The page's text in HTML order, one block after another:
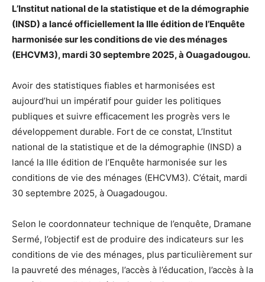
L’Institut national de la statistique et de la démographie
(INSD) a lancé officiellement la IIIe édition de l’Enquête
harmonisée sur les conditions de vie des ménages
(EHCVM3), mardi 30 septembre 2025, à Ouagadougou.
Avoir des statistiques fiables et harmonisées est
aujourd’hui un impératif pour guider les politiques
publiques et suivre efficacement les progrès vers le
développement durable. Fort de ce constat, L’Institut
national de la statistique et de la démographie (INSD) a
lancé la IIIe édition de l’Enquête harmonisée sur les
conditions de vie des ménages (EHCVM3). C’était, mardi
30 septembre 2025, à Ouagadougou.
Selon le coordonnateur technique de l’enquête, Dramane
Sermé, l’objectif est de produire des indicateurs sur les
conditions de vie des ménages, plus particulièrement sur
la pauvreté des ménages, l’accès à l’éducation, l’accès à la